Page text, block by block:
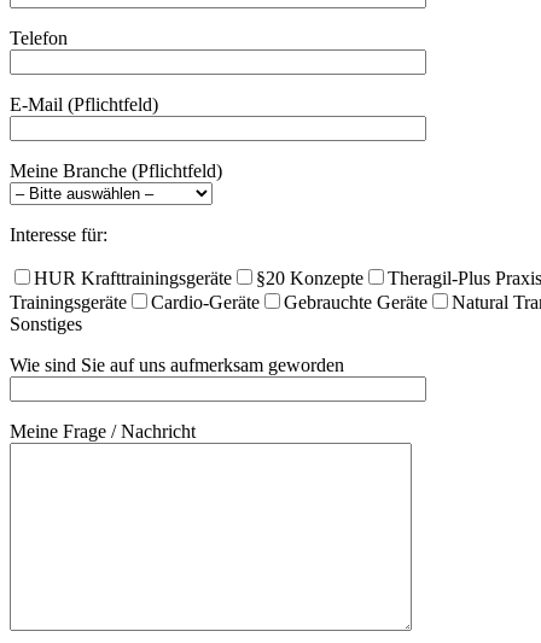
Telefon
E-Mail (Pflichtfeld)
Meine Branche (Pflichtfeld)
Interesse für:
HUR Krafttrainingsgeräte §20 Konzepte
Theragil-Plus
Trainingsgeräte
Cardio-Geräte Gebrauchte Geräte
Natural
Sonstiges
Wie sind Sie auf uns aufmerksam geworden
Meine Frage / Nachricht